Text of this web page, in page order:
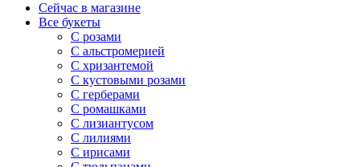
Сейчас в магазине
Все букеты
C розами
С альстромерией
С хризантемой
С кустовыми розами
С герберами
С ромашками
С лизиантусом
С лилиями
С ирисами